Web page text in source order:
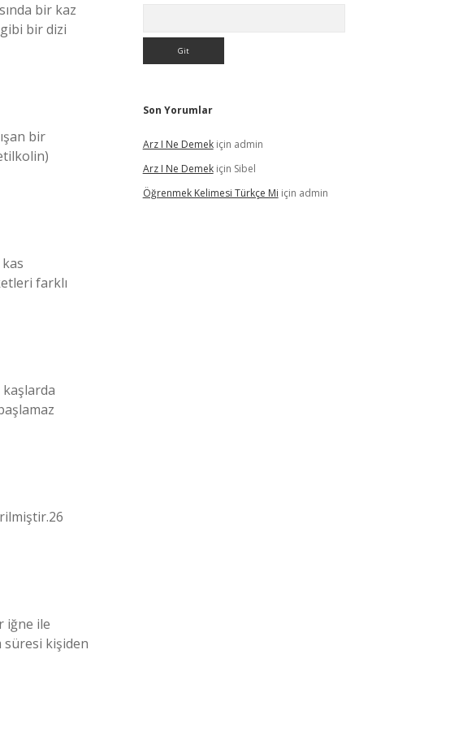
bir kaz
bir dizi
bir
farklı
kaşlarda
iğne ile
süresi kişiden
Son Yorumlar
Arz I Ne Demekiçin admin
Arz I Ne Demekiçin Sibel
Öğrenmek Kelimesi Türkçe Mi için admin